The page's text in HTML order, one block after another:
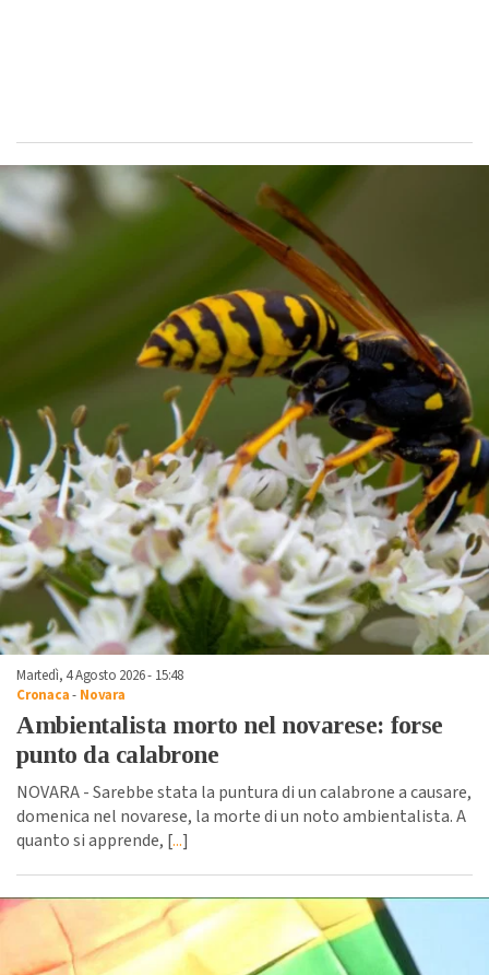
Martedì, 4 Agosto 2026 - 15:48
Cronaca- Novara
Ambientalista morto nel novarese: forse
punto da calabrone
NOVARA - Sarebbe stata la puntura di un calabrone a causare,
domenica nel novarese, la morte di un noto ambientalista. A
quanto si apprende, [...]